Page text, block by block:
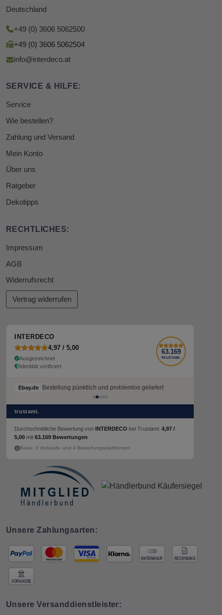
Deutschland
+49 (0) 3606 5062500
+49 (0) 3606 5062504
info@interdeco.at
SERVICE & HILFE:
Service
Wie bestellen?
Zahlung und Versand
Mein Konto
Über uns
Ratgeber
Dekotipps
RECHTLICHES:
Impressum
AGB
Widerrufsrecht
Vertrag widerrufen
INTERDECO
4,97 / 5,00
Ausgezeichnet
Identität verifiziert
63.169
TRUSTAMI.
Ebay.de Bestellung pünktlich und problemlos geliefert
trustami.
Durchschnittliche Bewertung von INTERDECO bei Trustami: 4,97 /
5,00 mit 63.169 Bewertungen
Basis: 3 Verkaufs- und 4 Bewertungsplattformen
Unsere Zahlungsarten:
Unsere Versanddienstleister: